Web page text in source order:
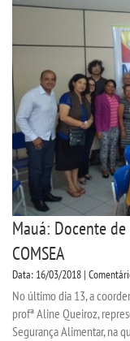
Mauá: Docente
COMSEA
Data: 16/03/2018 |
No último dia 13, a
profª Aline Queiroz,
Segurança Alimentar, na